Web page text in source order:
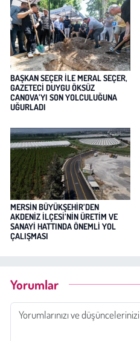
BAŞKAN SEÇER İLE MERAL SEÇER,
GAZETECİ DUYGU ÖKSÜZ
CANOVA’YI SON YOLCULUĞUNA
UĞURLADI
MERSİN BÜYÜKŞEHİR’DEN
AKDENİZ İLÇESİ’NİN ÜRETİM VE
SANAYİ HATTINDA ÖNEMLİ YOL
ÇALIŞMASI
Yorumlar